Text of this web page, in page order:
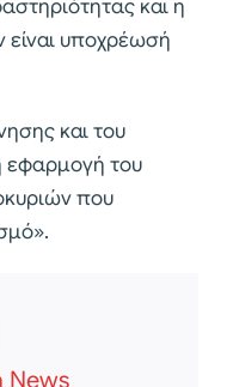
και η
υποχρέωσή
και του
εφαρμογή του
που
News